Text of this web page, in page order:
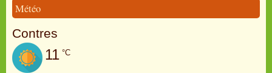
Météo
Contres
11 °C